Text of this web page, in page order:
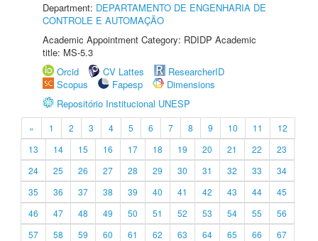
Department: DEPARTAMENTO DE ENGENHARIA DE
CONTROLE E AUTOMAÇÃO
Academic Appointment Category: RDIDP Academic
title: MS-5.3
Orcid
CV Lattes
ResearcherID
Scopus
Fapesp
Dimensions
Repositório Institucional UNESP
« 1 2 3 4 5 6 7 8 9 10 11
12
13
14 15 16 17 18 19 20 21 22
23
24
25 26 27 28 29 30 31 32 33
34
35
36 37 38 39 40 41 42 43 44
45
46
47 48 49 50 51 52 53 54 55
56
57
58 59 60 61 62 63 64 65 66
67